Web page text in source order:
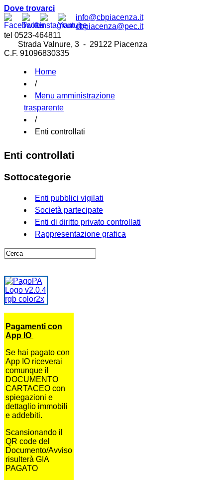
Dove trovarci
info@cbpiacenza.it
cbpiacenza@pec.it
tel 0523-464811
Strada Valnure, 3 - 29122 Piacenza
C.F. 91096830335
Home
/
Menu amministrazione
trasparente
/
Enti controllati
Enti controllati
Sottocategorie
Enti pubblici vigilati
Società partecipate
Enti di diritto privato controllati
Rappresentazione grafica
Pagamenti con
App IO
Se hai pagato con
App IO riceverai
comunque il
DOCUMENTO
CARTACEO con
spiegazioni e
dettaglio immobili
e addebiti.
Scansionando il
QR code del
Documento/Avviso
risulterà GIA
PAGATO